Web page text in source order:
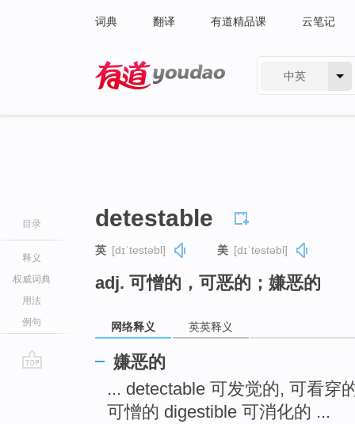
词典 翻译 有道精品课 云笔记
中英
目录
释义
权威词典
用法
例句
detestable
英 [dɪˈtestəbl] 美 [dɪˈtestəbl]
adj. 可憎的，可恶的；嫌恶的
网络释义 英英释义
嫌恶的
... detectable 可发觉的, 可看穿
可憎的 digestible 可消化的 ...